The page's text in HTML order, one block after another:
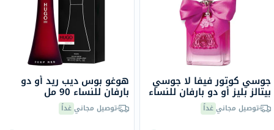
جوسي كوتور فيفا لا جوسي
بيتالز بليز أو دو بارفان للنساء
100 ملتوصيل مجانيغداً
هوغو بوس ديب ريد أو دو
بارفان للنساء 90 مل
توصيل مجانيغداً